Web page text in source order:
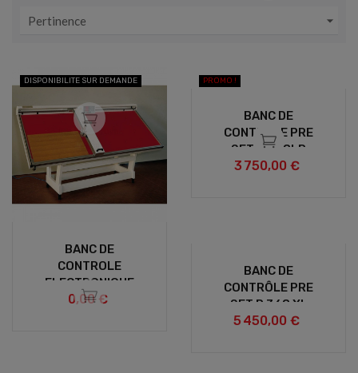
Pertinence 
DISPONIBILITE SUR DEMANDE
BANC DE
CONTROLE
ELECTRONIQUE
0,00 €
PROMO !
BANC DE
CONTRÔLE PRE
SET P 368LR
3 750,00 €
BANC DE
CONTRÔLE PRE
SET P 368 XL
5 450,00 €